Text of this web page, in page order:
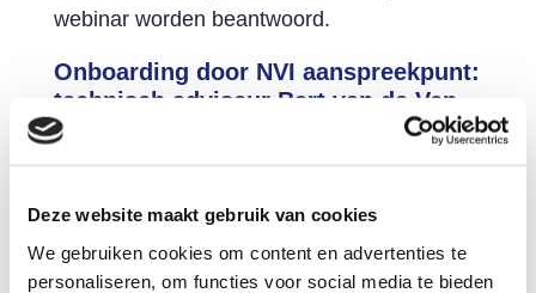
Deze website maakt gebruik van cookies
We gebruiken cookies om content en advertenties te
personaliseren, om functies voor social media te bieden
webinar worden beantwoord.
Onboarding door NVI aanspreekpunt:
technisch adviseur Bart van de Ven
Na de kick-off staat
technisch adviseur Bart
van de Venspeciaal voor de leden van de
en deze zo soepel mogelijk te laten
verlopen.